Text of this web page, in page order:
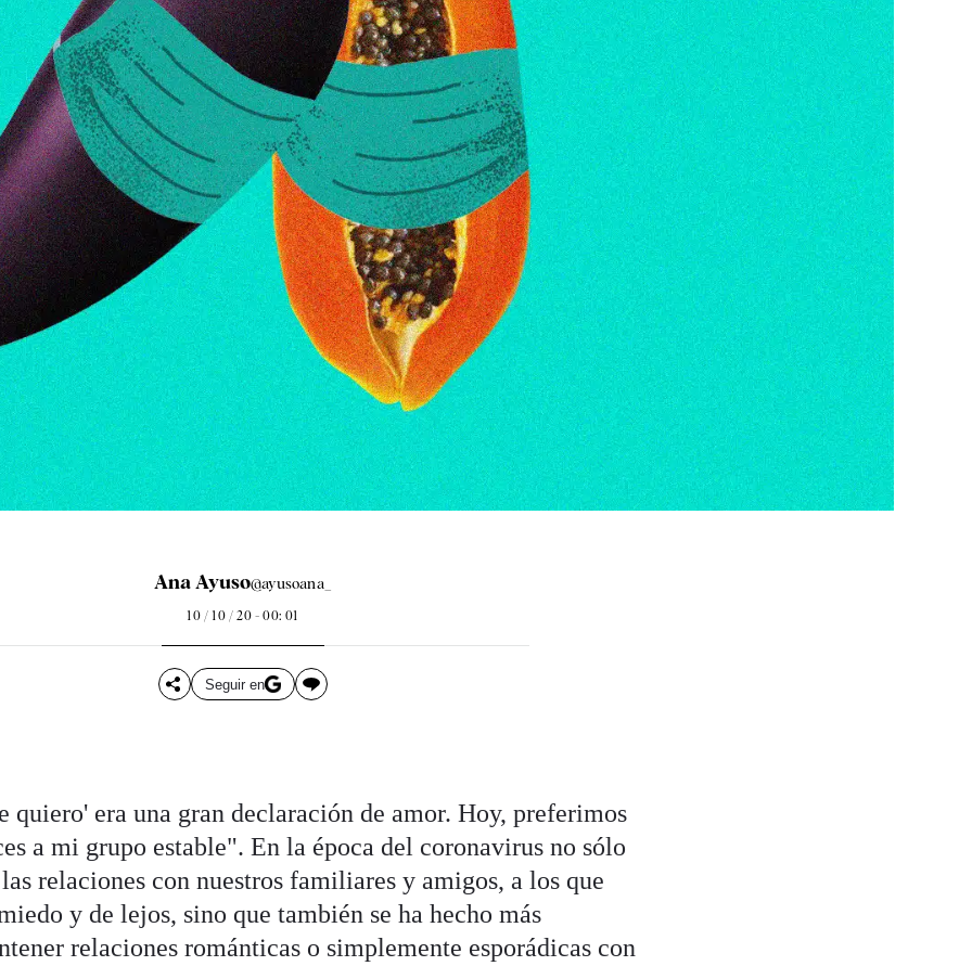
Ana Ayuso@ayusoana_
10 / 10 / 20 - 00: 01
Seguir en
quiero' era una gran declaración de amor. Hoy, preferimos
a mi grupo estable". En la época del coronavirus no sólo
relaciones con nuestros familiares y amigos, a los que
y de lejos, sino que también se ha hecho más
relaciones románticas o simplemente esporádicas con